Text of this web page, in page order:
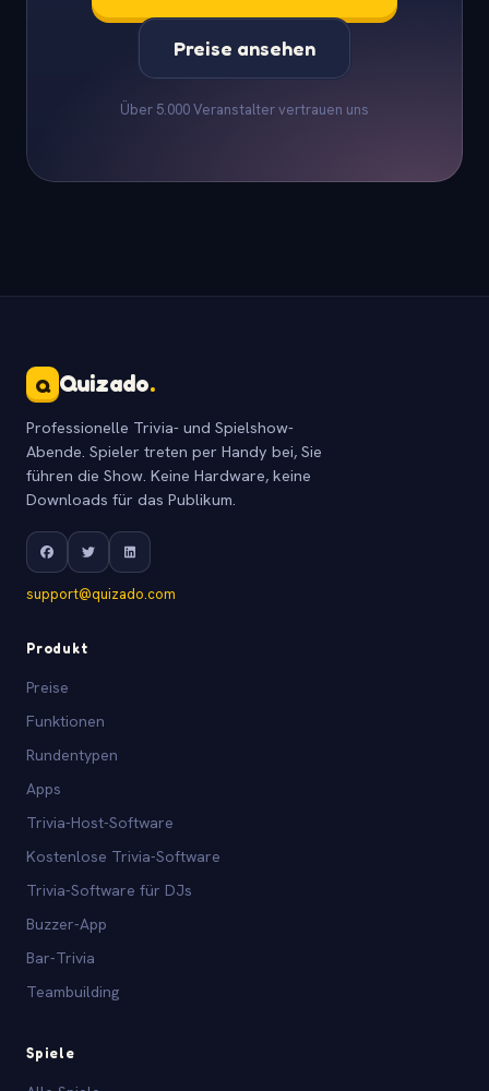
Preise ansehen
Über 5.000 Veranstalter vertrauen uns
Q Quizado.
Professionelle Trivia- und Spielshow-
Abende. Spieler treten per Handy bei, Sie
führen die Show. Keine Hardware, keine
Downloads für das Publikum.
support@quizado.com
Produkt
Preise
Funktionen
Rundentypen
Apps
Trivia-Host-Software
Kostenlose Trivia-Software
Trivia-Software für DJs
Buzzer-App
Bar-Trivia
Teambuilding
Spiele